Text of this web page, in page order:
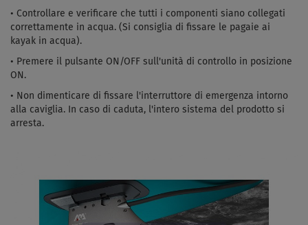
• Controllare e verificare che tutti i componenti siano collegati
correttamente in acqua. (Si consiglia di fissare le pagaie ai
kayak in acqua).
• Premere il pulsante ON/OFF sull'unità di controllo in posizione
ON.
• Non dimenticare di fissare l'interruttore di emergenza intorno
alla caviglia. In caso di caduta, l'intero sistema del prodotto si
arresta.